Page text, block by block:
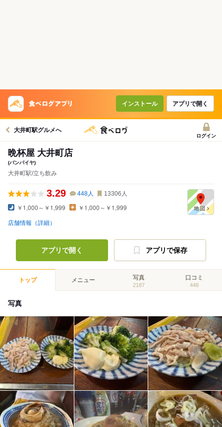
インストール アプリで開く
大井町駅グルメへ
ログイン
晩杯屋 大井町店
(バンパイヤ)
大井町駅/立ち飲み
3.29 448人 13306 人
￥1,000～￥1,999 ￥1,000～￥1,999
店舗情報（詳細）
アプリで開く アプリで保存
トップ メニュー 写真
2187
口コミ
448
写真